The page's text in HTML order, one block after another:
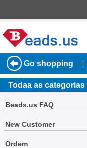
Go shopping
Todaa as categorias
Beads.us FAQ
New Customer
Ordem